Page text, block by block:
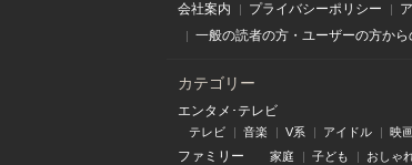
会社案内 プライバシーポリシー
一般の読者の方・ユーザーの方か
カテゴリー
エンタメ･テレビ
テレビ 音楽 V系 アイドル 映
ファミリー 家庭 子ども おしゃ